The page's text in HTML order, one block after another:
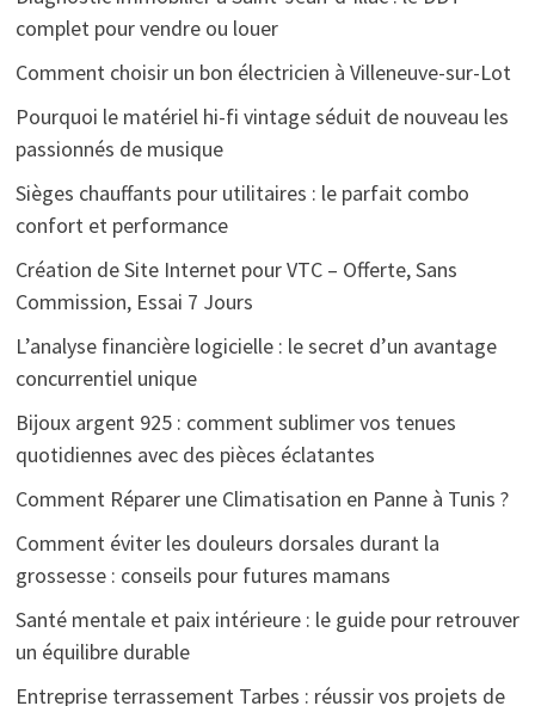
complet pour vendre ou louer
Comment choisir un bon électricien à Villeneuve-sur-Lot
Pourquoi le matériel hi-fi vintage séduit de nouveau les
passionnés de musique
Sièges chauffants pour utilitaires : le parfait combo
confort et performance
Création de Site Internet pour VTC – Offerte, Sans
Commission, Essai 7 Jours
L’analyse financière logicielle : le secret d’un avantage
concurrentiel unique
Bijoux argent 925 : comment sublimer vos tenues
quotidiennes avec des pièces éclatantes
Comment Réparer une Climatisation en Panne à Tunis ?
Comment éviter les douleurs dorsales durant la
grossesse : conseils pour futures mamans
Santé mentale et paix intérieure : le guide pour retrouver
un équilibre durable
Entreprise terrassement Tarbes : réussir vos projets de